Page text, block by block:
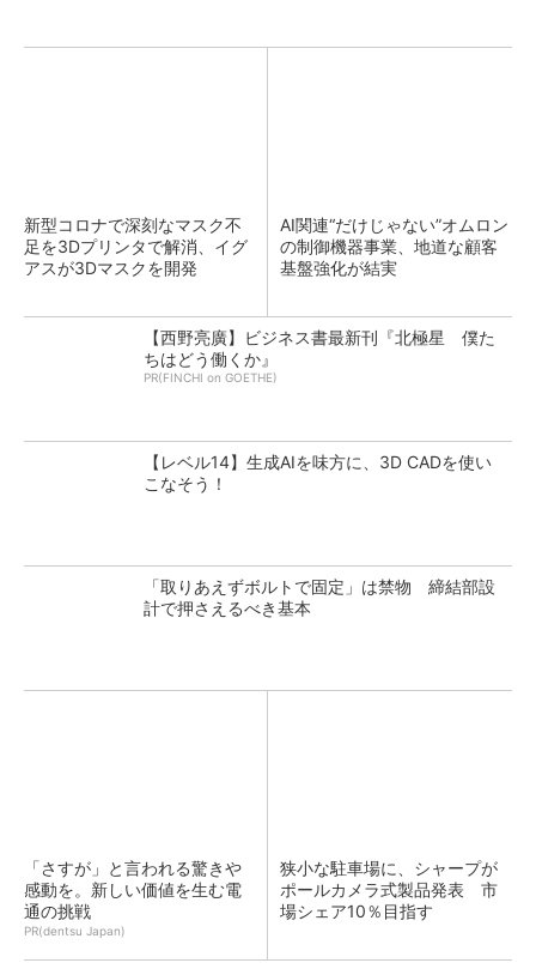
新型コロナで深刻なマスク不
足を3Dプリンタで解消、イグ
アスが3Dマスクを開発
AI関連“だけじゃない”オムロン
の制御機器事業、地道な顧客
基盤強化が結実
【西野亮廣】ビジネス書最新刊『北極星 僕た
ちはどう働くか』
PR(FINCHI on GOETHE)
【レベル14】生成AIを味方に、3D CADを使い
こなそう！
「取りあえずボルトで固定」は禁物 締結部設
計で押さえるべき基本
「さすが」と言われる驚きや
感動を。新しい価値を生む電
通の挑戦
PR(dentsu Japan)
狭小な駐車場に、シャープが
ポールカメラ式製品発表 市
場シェア10％目指す